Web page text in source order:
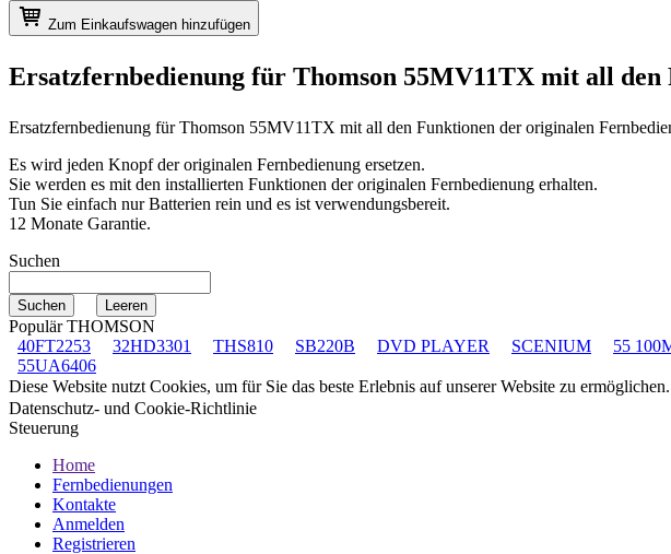
Zum Einkaufswagen hinzufügen
Ersatzfernbedienung für Thomson 55MV11TX mit all den
Ersatzfernbedienung fürThomson 55MV11TX mit all den Funktionen der originalen
Es wird jeden Knopf der originalen Fernbedienung ersetzen.
Sie werden es mit den installierten Funktionen der originalen Fernbedienung erhalten.
Tun Sie einfach nur Batterien rein und es ist verwendungsbereit.
12 Monate Garantie.
Suchen
Populär THOMSON
40FT2253
32HD3301 THS810 SB220B DVD PLAYER SCENIUM 55
55UA6406
Diese Website nutzt Cookies, um für Sie das beste Erlebnis auf unserer Website zu
Datenschutz- und Cookie-Richtlinie
Steuerung
Home
Fernbedienungen
Kontakte
Anmelden
Registrieren